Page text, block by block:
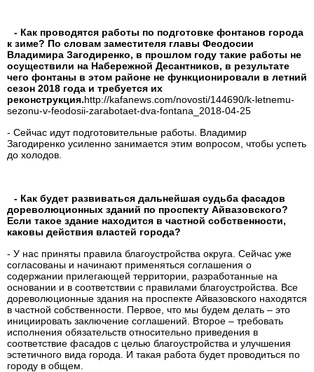
- Как проводятся работы по подготовке фонтанов города
к зиме? По словам заместителя главы Феодосии
Владимира Загодиренко, в прошлом году такие работы не
осуществили на Набережной Десантников, в результате
чего фонтаны в этом районе не функционировали в летний
сезон 2018 года и требуется их
реконструкция.http://kafanews.com/novosti/144690/k-letnemu-
sezonu-v-feodosii-zarabotaet-dva-fontana_2018-04-25
- Сейчас идут подготовительные работы. Владимир
Загодиренко усиленно занимается этим вопросом, чтобы успеть
до холодов.
- Как будет развиваться дальнейшая судьба фасадов
дореволюционных зданий по проспекту Айвазовского?
Если такое здание находится в частной собственности,
каковы действия властей города?
- У нас приняты правила благоустройства округа. Сейчас уже
согласованы и начинают применяться соглашения о
содержании прилегающей территории, разработанные на
основании и в соответствии с правилами благоустройства. Все
дореволюционные здания на проспекте Айвазовского находятся
в частной собственности. Первое, что мы будем делать – это
инициировать заключение соглашений. Второе – требовать
исполнения обязательств относительно приведения в
соответствие фасадов с целью благоустройства и улучшения
эстетичного вида города. И такая работа будет проводиться по
городу в общем.